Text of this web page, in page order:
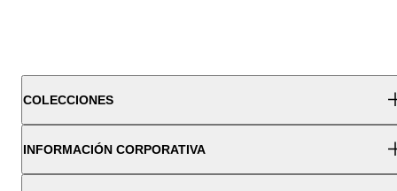
COLECCIONES
INFORMACIÓN CORPORATIVA